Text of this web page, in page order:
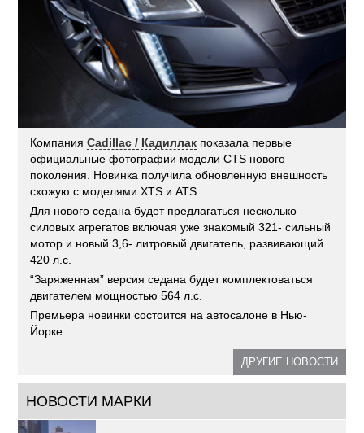
КомпанияCadillac / Кадиллак показала первые
официальные фотографии модели CTS нового
поколения. Новинка получила обновленную внешность
схожую с моделями XTS и ATS.
Для нового седана будет предлагаться несколько
силовых агрегатов включая уже знакомый 321- сильный
мотор и новый 3,6- литровый двигатель, развивающий
420 л.с.
“Заряженная” версия седана будет комплектоваться
двигателем мощностью 564 л.с.
Премьера новинки состоится на автосалоне в Нью-
Йорке.
ДРУГИЕ НОВОСТИ
НОВОСТИ МАРКИ